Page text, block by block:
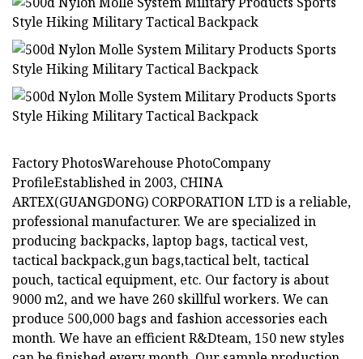
Factory PhotosWarehouse PhotoCompany
ProfileEstablished in 2003, CHINA
ARTEX(GUANGDONG) CORPORATION LTD is a reliable,
professional manufacturer. We are specialized in
producing backpacks, laptop bags, tactical vest,
tactical backpack,gun bags,tactical belt, tactical
pouch, tactical equipment, etc. Our factory is about
9000 m2, and we have 260 skillful workers. We can
produce 500,000 bags and fashion accessories each
month. We have an efficient R&Dteam, 150 new styles